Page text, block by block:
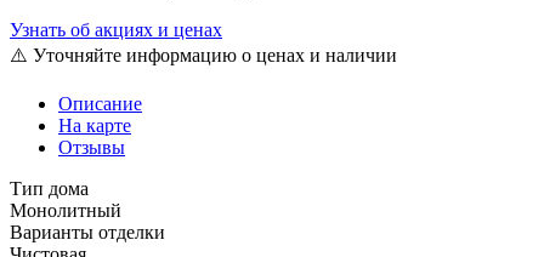
Узнать об акциях и ценах
⚠️ Уточняйте информацию о ценах и наличии
Описание
На карте
Отзывы
Тип дома
Монолитный
Варианты отделки